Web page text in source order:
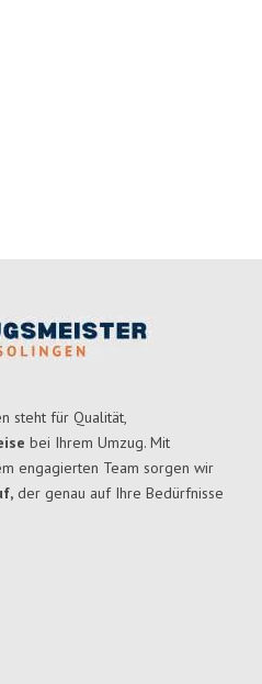
steht für Qualität,
bei Ihrem Umzug. Mit
engagierten Team sorgen wir
der genau auf Ihre Bedürfnisse